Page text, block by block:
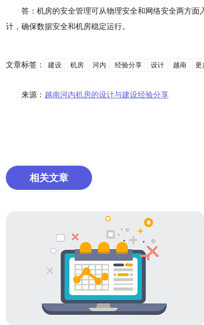
答：机房的安全管理可从物理安全和网络安全两方
计，确保数据安全和机房稳定运行。
文章标签： 建设 机房 河内 经验分享 设计 越南 更
来源： 越南河内机房的设计与建设经验分享
相关文章